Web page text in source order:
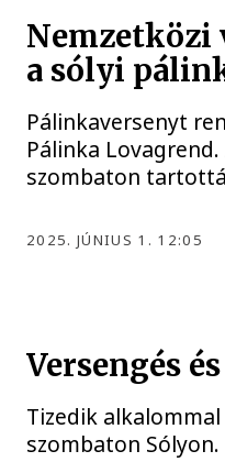
Nemzetközi
a sólyi
Pálinkaversenyt
Pálinka
szombaton
2025. JÚNIUS 1. 12:05
Versengés
Tizedik
szombaton Sólyon.